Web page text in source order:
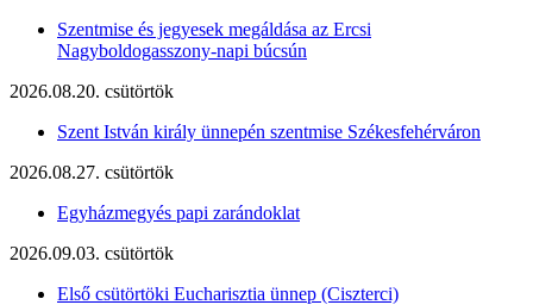
Szentmise és jegyesek megáldása az Ercsi
Nagyboldogasszony-napi búcsún
2026.08.20. csütörtök
Szent István király ünnepén szentmise Székesfehérváron
2026.08.27. csütörtök
Egyházmegyés papi zarándoklat
2026.09.03. csütörtök
Első csütörtöki Eucharisztia ünnep (Ciszterci)